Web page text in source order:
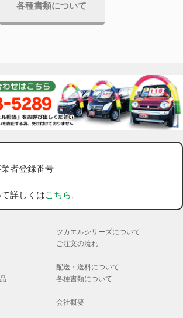
各種書類について
者登録番号
詳しくはこちら。
ツカエルシリーズについて
ご注文の流れ
配送・送料について
各種書類について
会社概要